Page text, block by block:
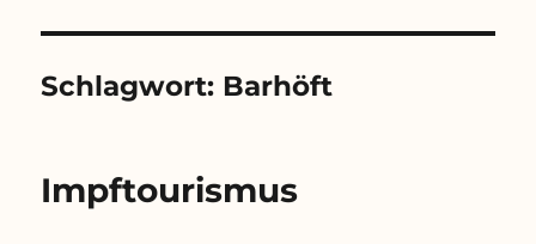
Schlagwort: Barhöft
Impftourismus